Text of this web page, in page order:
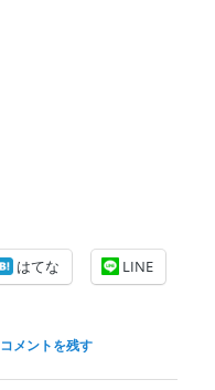
はてな LINE
コメントを残す